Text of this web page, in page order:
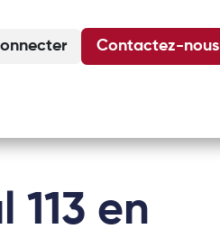
Contactez-nous
en